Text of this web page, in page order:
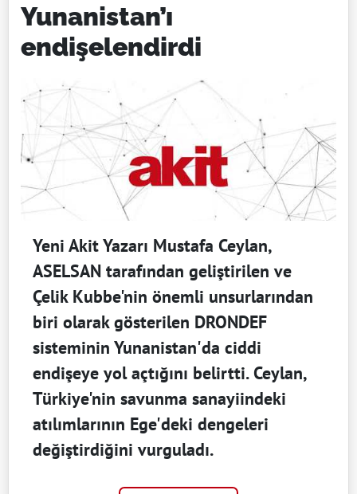
Yunanistan’ı
endişelendirdi
Yeni Akit Yazarı Mustafa Ceylan,
ASELSAN tarafından geliştirilen ve
Çelik Kubbe'nin önemli unsurlarından
biri olarak gösterilen DRONDEF
sisteminin Yunanistan'da ciddi
endişeye yol açtığını belirtti. Ceylan,
Türkiye'nin savunma sanayiindeki
atılımlarının Ege'deki dengeleri
değiştirdiğini vurguladı.